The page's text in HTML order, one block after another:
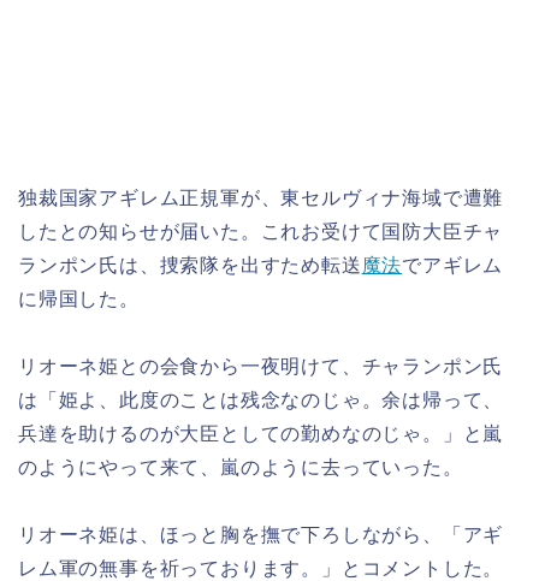
独裁国家アギレム正規軍が、東セルヴィナ海域で遭難
したとの知らせが届いた。これお受けて国防大臣チャ
ランポン氏は、捜索隊を出すため転送魔法でアギレム
に帰国した。
リオーネ姫との会食から一夜明けて、チャランポン氏
は「姫よ、此度のことは残念なのじゃ。余は帰って、
兵達を助けるのが大臣としての勤めなのじゃ。」と嵐
のようにやって来て、嵐のように去っていった。
リオーネ姫は、ほっと胸を撫で下ろしながら、「アギ
レム軍の無事を祈っております。」とコメントした。